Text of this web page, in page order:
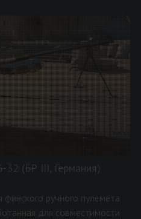
(БР III, Германия)
ручного пулемёта
для совместимости